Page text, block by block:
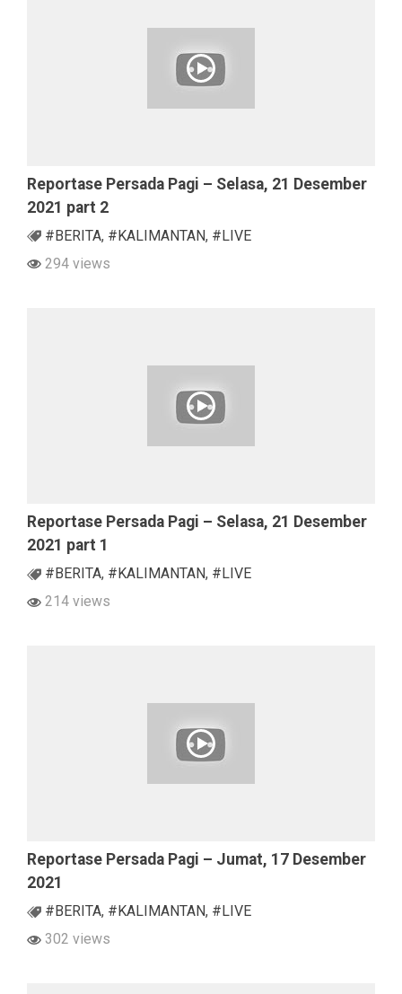
Reportase Persada Pagi – Selasa, 21 Desember
2021 part 2
#BERITA, #KALIMANTAN, #LIVE
294 views
Reportase Persada Pagi – Selasa, 21 Desember
2021 part 1
#BERITA, #KALIMANTAN, #LIVE
214 views
Reportase Persada Pagi – Jumat, 17 Desember
2021
#BERITA, #KALIMANTAN, #LIVE
302 views